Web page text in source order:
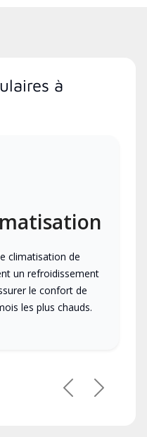
à
climatisation de
un refroidissement
le confort de
les plus chauds.
PrécédentSuivant